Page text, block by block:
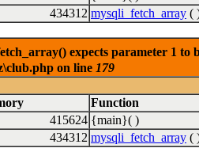
434312 mysqli_fetch_array (
expects parameter 1 to
on line 179
Function
415624 {main}( )
434312 mysqli_fetch_array (